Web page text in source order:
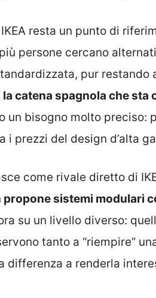
resta un punto di
persone cercano
pur restando
catena spagnola che sta
un bisogno molto preciso:
i prezzi del design d’alta
come rivale diretto di
propone sistemi modulari
su un livello diverso:
tanto a “riempire”
differenza a renderla